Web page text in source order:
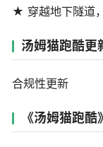
★ 穿越地下隧道
汤姆猫跑酷更
合规性更新
《汤姆猫跑